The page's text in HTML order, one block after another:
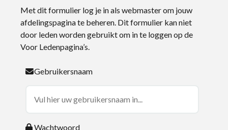
Met dit formulier log je in als webmaster om jouw
afdelingspagina te beheren. Dit formulier kan niet
door leden worden gebruikt om in te loggen op de
Voor Ledenpagina’s.
Gebruikersnaam
Wachtwoord